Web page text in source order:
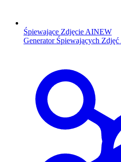
Śpiewające Zdjęcie AINEW
Generator Śpiewających